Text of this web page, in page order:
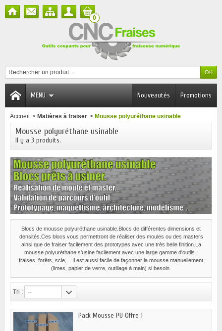
0
MENU Promotions
Nouveautés
Accueil > Matières à fraiser > Mousse polyuréthane usinable
Mousse polyuréthane usinable
Il y a 3 produits.
Blocs de mousse polyuréthane usinable.Blocs de différentes dimensions et
densités.Ces blocs vous permettront de réaliser des moules ou des masters
ainsi que de fraiser facilement des prototypes avec une très belle finition.La
mousse polyuréthane s'usine facilement avec une large gamme d'outils :
fraises, forêts, scie, .. Il est aussi facile de façonner la mousse manuellement
(limes, papier de verre, outillage à main) si besoin.
Tri : --
Pack Mousse PU Offre 1